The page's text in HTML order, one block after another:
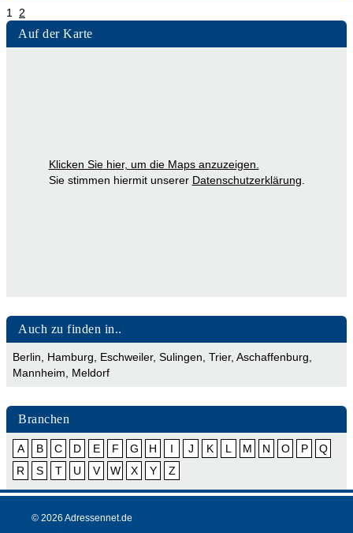
1 2
Auf der Karte
Klicken Sie hier, um die Maps anzuzeigen.
Sie stimmen hiermit unserer Datenschutzerklärung
Auch zu finden in..
Berlin Hamburg Eschweiler, Sulingen Trier, Aschaffenburg
Mannheim
Meldorf
Branchen
A B C D E F G H I J K L M N O P
Q
R
S T U V W X Y Z
© 2026 Adressennet.de